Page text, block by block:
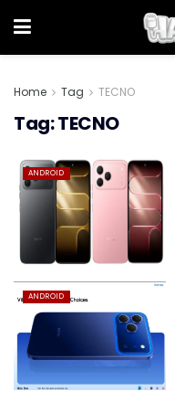
Home Tag TECNO
Tag:TECNO
ANDROID
ANDROID